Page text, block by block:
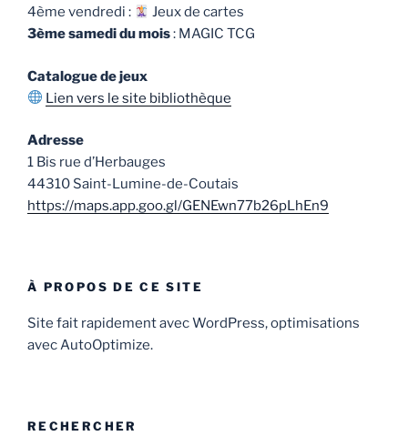
4ème vendredi :
Jeux de cartes
3ème samedi du mois: MAGIC TCG
Catalogue de jeux
Lien vers le site bibliothèque
Adresse
1 Bis rue d’Herbauges
44310 Saint-Lumine-de-Coutais
https://maps.app.goo.gl/GENEwn77b26pLhEn9
À PROPOS DE CE SITE
Site fait rapidement avec WordPress, optimisations
avec AutoOptimize.
RECHERCHER